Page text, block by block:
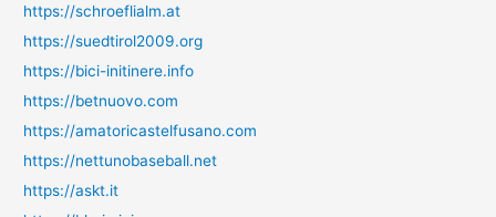
https://schroeflialm.at
https://suedtirol2009.org
https://bici-initinere.info
https://betnuovo.com
https://amatoricastelfusano.com
https://nettunobaseball.net
https://askt.it